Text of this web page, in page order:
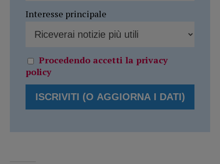
Interesse principale
Procedendo accetti la privacy
policy